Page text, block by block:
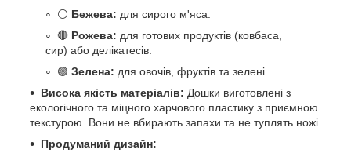
⚪ Бежева: для сирого м'яса.
🔴 Рожева: для готових продуктів (ковбаса,
сир) або делікатесів.
🟢 Зелена: для овочів, фруктів та зелені.
Висока якість матеріалів: Дошки виготовлені з
екологічного та міцного харчового пластику з приємною
текстурою. Вони не вбирають запахи та не туплять ножі.
Продуманий дизайн: